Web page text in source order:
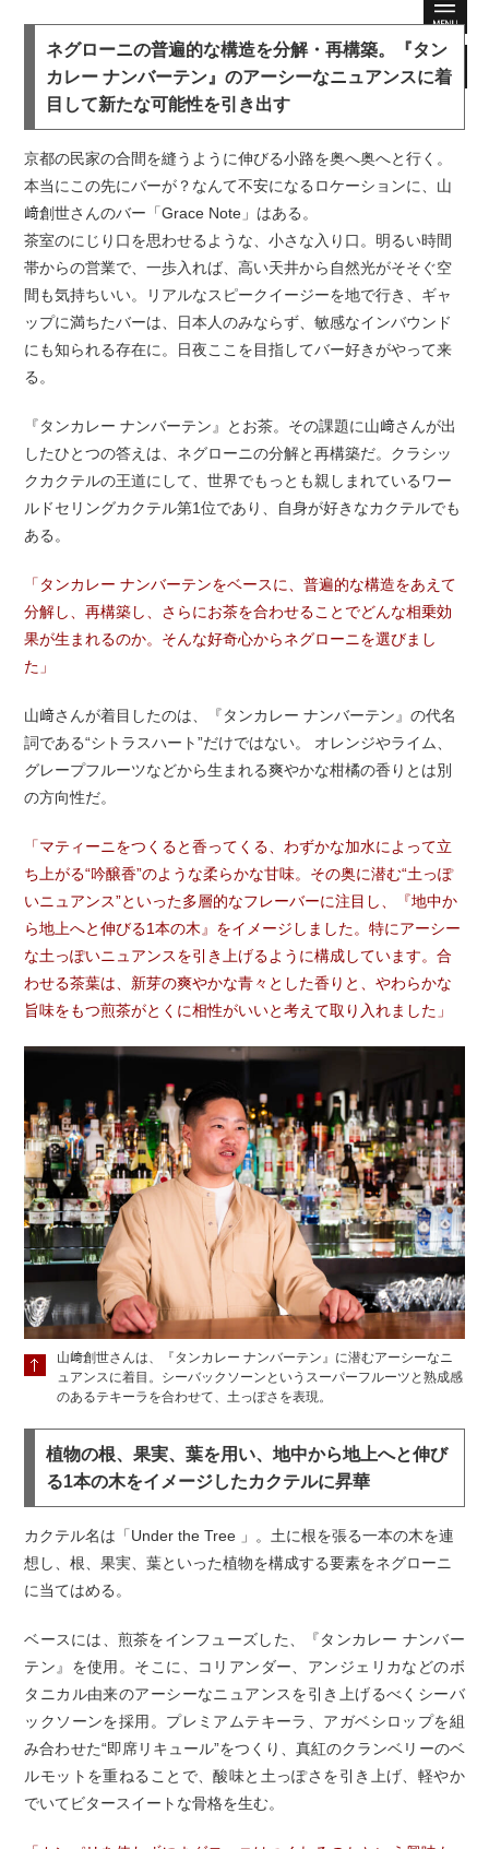
ネグローニの普遍的な構造を分解・再構築。『タン
カレー ナンバーテン』のアーシーなニュアンスに着
目して新たな可能性を引き出す
京都の民家の合間を縫うように伸びる小路を奥へ奥へと行く。
本当にこの先にバーが？なんて不安になるロケーションに、山
﨑創世さんのバー「Grace Note」はある。
茶室のにじり口を思わせるような、小さな入り口。明るい時間
帯からの営業で、一歩入れば、高い天井から自然光がそそぐ空
間も気持ちいい。リアルなスピークイージーを地で行き、ギャ
ップに満ちたバーは、日本人のみならず、敏感なインバウンド
にも知られる存在に。日夜ここを目指してバー好きがやって来
る。
『タンカレー ナンバーテン』とお茶。その課題に山﨑さんが出
したひとつの答えは、ネグローニの分解と再構築だ。クラシッ
クカクテルの王道にして、世界でもっとも親しまれているワー
ルドセリングカクテル第1位であり、自身が好きなカクテルでも
ある。
「タンカレー ナンバーテンをベースに、普遍的な構造をあえて
分解し、再構築し、さらにお茶を合わせることでどんな相乗効
果が生まれるのか。そんな好奇心からネグローニを選びまし
た」
山﨑さんが着目したのは、『タンカレー ナンバーテン』の代名
詞である“シトラスハート”だけではない。 オレンジやライム、
グレープフルーツなどから生まれる爽やかな柑橘の香りとは別
の方向性だ。
「マティーニをつくると香ってくる、わずかな加水によって立
ち上がる“吟醸香”のような柔らかな甘味。その奥に潜む“土っぽ
いニュアンス”といった多層的なフレーバーに注目し、『地中か
ら地上へと伸びる1本の木』をイメージしました。特にアーシー
な土っぽいニュアンスを引き上げるように構成しています。合
わせる茶葉は、新芽の爽やかな青々とした香りと、やわらかな
旨味をもつ煎茶がとくに相性がいいと考えて取り入れました」
山﨑創世さんは、『タンカレー ナンバーテン』に潜むアーシーなニ
ュアンスに着目。シーバックソーンというスーパーフルーツと熟成感
のあるテキーラを合わせて、土っぽさを表現。
植物の根、果実、葉を用い、地中から地上へと伸び
る1本の木をイメージしたカクテルに昇華
カクテル名は「Under the Tree 」。土に根を張る一本の木を連
想し、根、果実、葉といった植物を構成する要素をネグローニ
に当てはめる。
ベースには、煎茶をインフューズした、『タンカレー ナンバー
テン』を使用。そこに、コリアンダー、アンジェリカなどのボ
タニカル由来のアーシーなニュアンスを引き上げるべくシーバ
ックソーンを採用。プレミアムテキーラ、アガベシロップを組
み合わせた“即席リキュール”をつくり、真紅のクランベリーのベ
ルモットを重ねることで、酸味と土っぽさを引き上げ、軽やか
でいてビタースイートな骨格を生む。